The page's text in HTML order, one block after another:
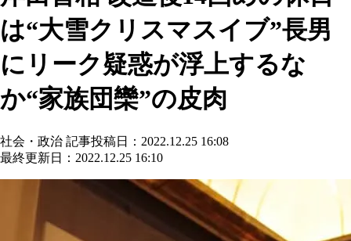
は“大雪クリスマスイブ”長男
にリーク疑惑が浮上するな
か“家族団欒”の皮肉
社会・政治 記事投稿日：2022.12.25 16:08
最終更新日：2022.12.25 16:10